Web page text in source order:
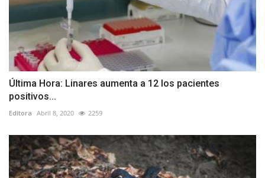
Última Hora: Linares aumenta a 12 los pacientes
positivos...
Editora Abril 8, 2020 2259